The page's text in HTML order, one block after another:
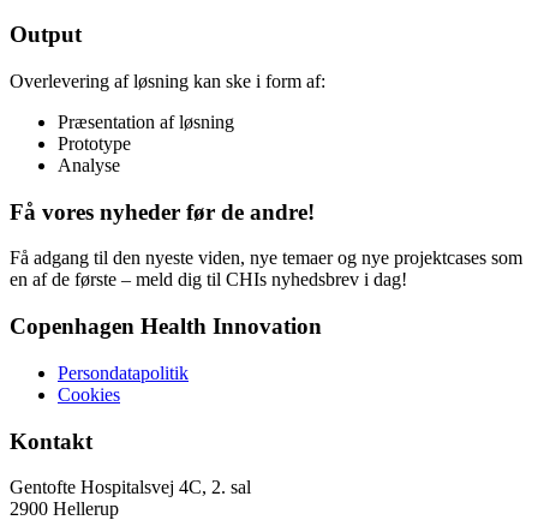
Output
Overlevering af løsning kan ske i form af:
Præsentation af løsning
Prototype
Analyse
Få vores nyheder før de andre!
Få adgang til den nyeste viden, nye temaer og nye projektcases som
en af de første – meld dig til CHIs nyhedsbrev i dag!
Copenhagen Health Innovation
Persondatapolitik
Cookies
Kontakt
Gentofte Hospitalsvej 4C, 2. sal
2900 Hellerup